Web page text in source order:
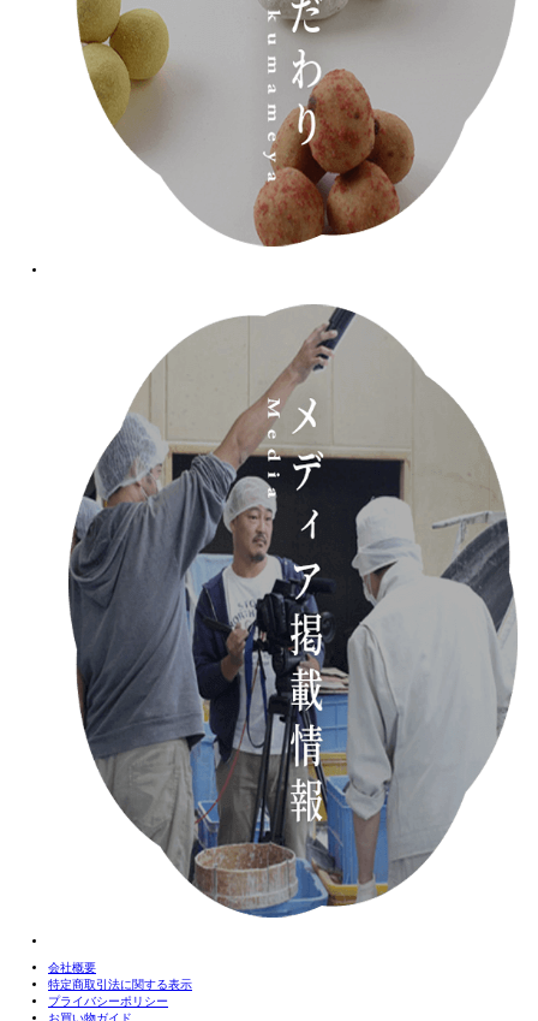
会社概要
特定商取引法に関する表示
プライバシーポリシー
お買い物ガイド